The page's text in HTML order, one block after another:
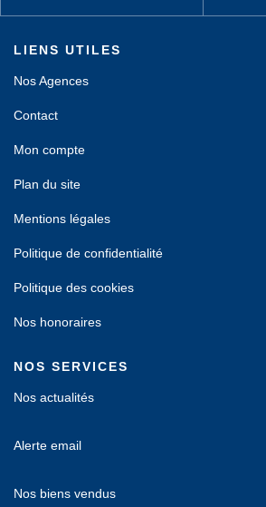
LIENS UTILES
Nos Agences
Contact
Mon compte
Plan du site
Mentions légales
Politique de confidentialité
Politique des cookies
Nos honoraires
NOS SERVICES
Nos actualités
Alerte email
Nos biens vendus